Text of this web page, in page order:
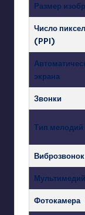
Размер
Число
(PPI)
экрана
Звонки
Тип мелодий
Виброзвонок
Фотокамера